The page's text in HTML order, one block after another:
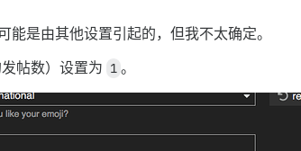
能是由其他设置引起的，但我不太确定。
发帖数）设置为 1 。